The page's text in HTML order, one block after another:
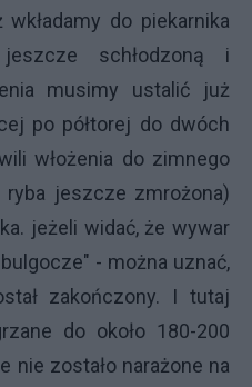
do piekarnika
schłodzoną i
musimy ustalić już
po półtorej do dwóch
włożenia do zimnego
jeszcze zmrożona)
jeżeli widać, że wywar
- można uznać,
zakończony. I tutaj
do około 180-200
nie zostało narażone na